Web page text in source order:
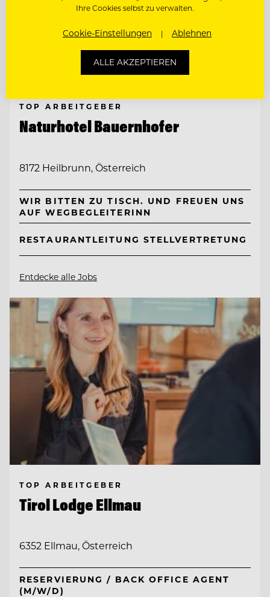
TOP ARBEITGEBER
Naturhotel Bauernhofer
8172 Heilbrunn, Österreich
WIR BITTEN ZU TISCH. UND FREUEN UNS
AUF WEGBEGLEITERINN
RESTAURANTLEITUNG STELLVERTRETUNG
Entdecke alle Jobs
TOP ARBEITGEBER
Tirol Lodge Ellmau
6352 Ellmau, Österreich
RESERVIERUNG / BACK OFFICE AGENT
(M/W/D)
Ihre Cookies selbst zu verwalten.
Cookie-Einstellungen Ablehnen
ALLE AKZEPTIEREN